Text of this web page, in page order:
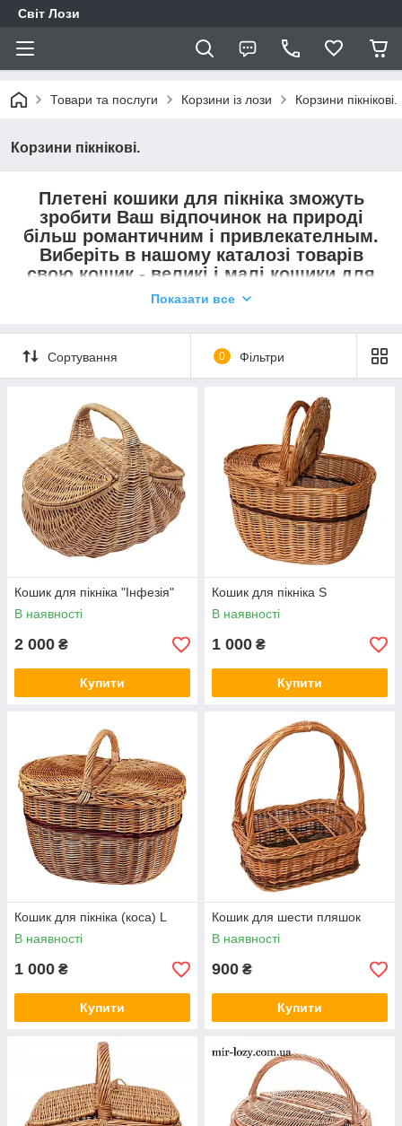
Світ Лози
Товари та послуги Корзини із лози Корзини пікнікові.
Корзини пікнікові.
Плетені кошики для пікніка зможуть
зробити Ваш відпочинок на природі
більш романтичним і привлекателным.
Виберіть в нашому каталозі товарів
свою кошик - великі і малі кошики для
пікніка зможуть вмістити необхідні
часу на природі.
Показати все
Сортування 0 Фільтри
Кошик для пікніка "Інфезія"
В наявності
2 000 ₴
Купити
Кошик для пікніка S
В наявності
1 000 ₴
Купити
Кошик для пікніка (коса) L
В наявності
1 000 ₴
Купити
Кошик для шести пляшок
В наявності
900 ₴
Купити